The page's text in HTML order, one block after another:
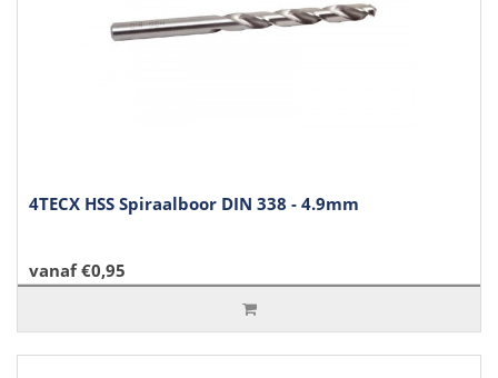
4TECX HSS Spiraalboor DIN 338 - 4.9mm
vanaf €0,95